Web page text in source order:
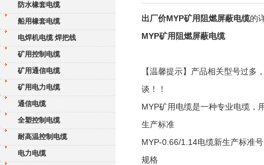
防水橡套电缆
船用橡套电缆
电焊机电缆 焊把线
矿用控制电缆
矿用通信电缆
矿用电力电缆
通信电缆
全塑控制电缆
耐高温控制电缆
电力电缆
出厂价MYP矿用阻燃屏蔽电缆的
MYP矿用阻燃屏蔽电缆
【温馨提示】产品相关型号过
谈！！
MYP矿用电缆是一种专业电缆，
生产标准
MYP-0.66/1.14电缆新生产标准
规格